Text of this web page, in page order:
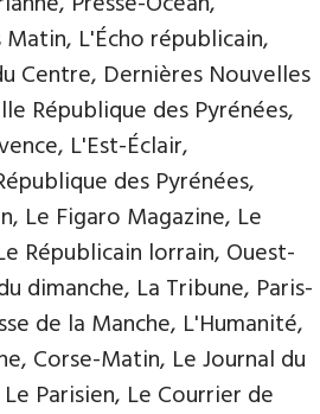
L'Écho républicain,
Centre, Dernières Nouvelles
République des Pyrénées,
L'Est-Éclair,
des Pyrénées,
Le Figaro Magazine, Le
Républicain lorrain, Ouest-
dimanche, La Tribune, Paris-
de la Manche, L'Humanité,
Corse-Matin, Le Journal du
Parisien, Le Courrier de